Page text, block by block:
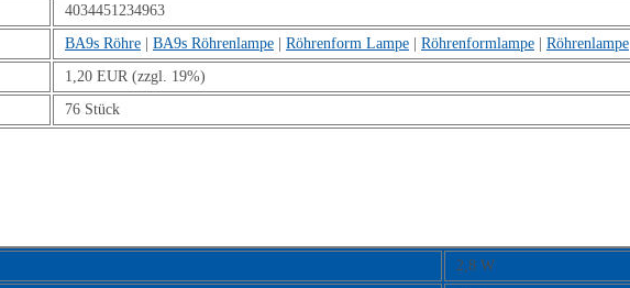
4034451234963
BA9s Röhre BA9s Röhrenlampe Röhrenform Lampe Röhrenformlampe
Röhrenlampe
1,20 EUR (zzgl. 19%)
76 Stück
2,8 W